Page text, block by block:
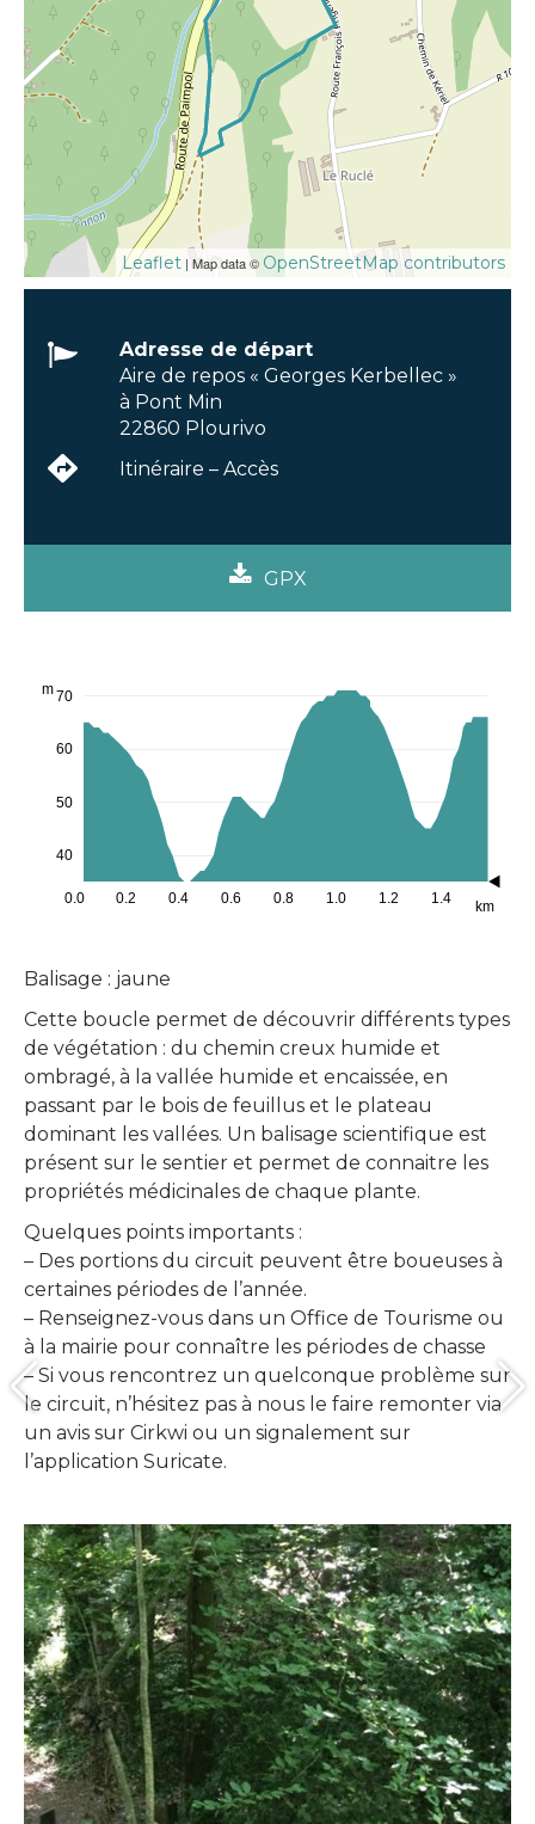
Leaflet | Map data © OpenStreetMap contributors
0.0 0.2 0.4 0.6 0.8 1.0 1.2 1.4
km
40
50
60
70
m
Balisage : jaune
Cette boucle permet de découvrir différents types
de végétation : du chemin creux humide et
ombragé, à la vallée humide et encaissée, en
passant par le bois de feuillus et le plateau
dominant les vallées. Un balisage scientifique est
présent sur le sentier et permet de connaitre les
propriétés médicinales de chaque plante.
Quelques points importants :
– Des portions du circuit peuvent être boueuses à
certaines périodes de l’année.
– Renseignez-vous dans un Office de Tourisme ou
à la mairie pour connaître les périodes de chasse
– Si vous rencontrez un quelconque problème sur
le circuit, n’hésitez pas à nous le faire remonter via
un avis sur Cirkwi ou un signalement sur
l’application Suricate.
Adresse de départ
Aire de repos « Georges Kerbellec »
à Pont Min
22860 Plourivo
Itinéraire – Accès
GPX